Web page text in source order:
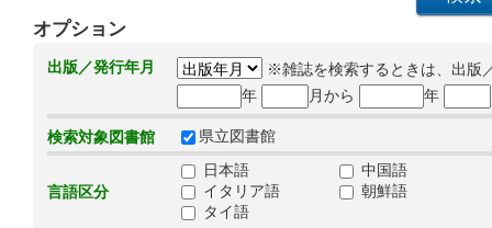
オプション
出版／発行年月
※雑誌を検索するときは、出版
年
月から 年
検索対象図書館 県立図書館
言語区分
日本語
中国語
イタリア語
朝鮮語
タイ語